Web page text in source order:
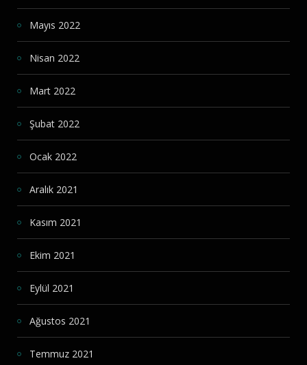
Mayıs 2022
Nisan 2022
Mart 2022
Şubat 2022
Ocak 2022
Aralık 2021
Kasım 2021
Ekim 2021
Eylül 2021
Ağustos 2021
Temmuz 2021